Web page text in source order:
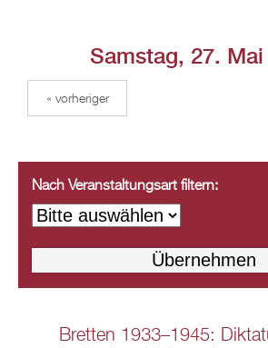
Samstag, 27. Mai
« vorheriger
Nach Veranstaltungsart filtern:
Bretten 1933–1945: